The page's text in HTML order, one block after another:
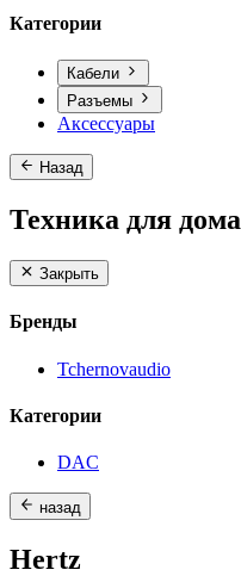
Категории
Кабели
Разъемы
Аксессуары
Назад
Техника для дома
Закрыть
Бренды
Tchernovaudio
Категории
DAC
назад
Hertz